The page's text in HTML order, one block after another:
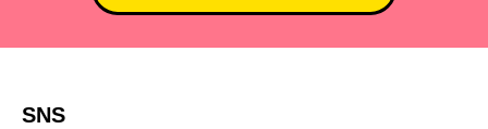
SNS